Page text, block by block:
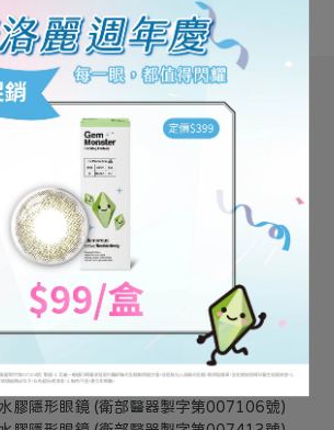
法律聲明
599
monster.com
山區建國東路29號
膠隱形眼鏡 (衛部醫器製字第007106號)